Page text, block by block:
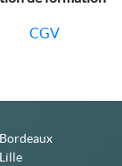
CGV